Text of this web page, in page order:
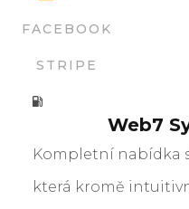
FACEBOOK
STRIPE
Web7
Kompletní nabídka
která kromě